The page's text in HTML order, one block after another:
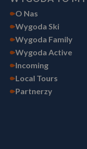
O Nas
Wygoda Ski
Wygoda Family
Wygoda Active
Incoming
Local Tours
Partnerzy